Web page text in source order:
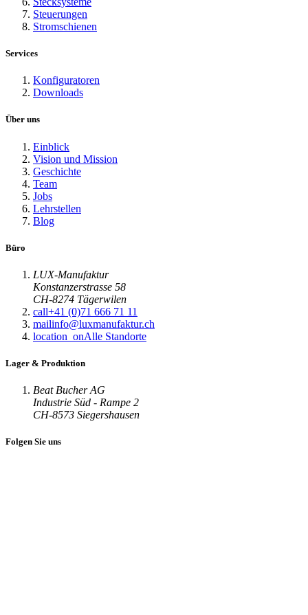
Steuerungen
Stromschienen
Services
Konfiguratoren
Downloads
Über uns
Einblick
Vision und Mission
Geschichte
Team
Jobs
Lehrstellen
Blog
Büro
LUX-Manufaktur
Konstanzerstrasse 58
CH-8274 Tägerwilen
call+41 (0)71 666 71 11
mailinfo@luxmanufaktur.ch
location_onAlle Standorte
Lager & Produktion
Beat Bucher AG
Industrie Süd - Rampe 2
CH-8573 Siegershausen
Folgen Sie uns